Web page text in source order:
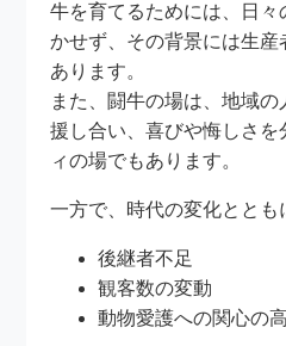
牛を育てるためには、日々
かせず、その背景には生
あります。
また、闘牛の場は、地域
援し合い、喜びや悔しさ
ィの場でもあります。
一方で、時代の変化ととも
後継者不足
観客数の変動
動物愛護への関心の